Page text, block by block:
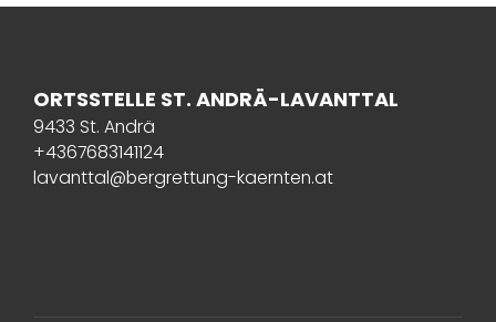
ORTSSTELLE ST. ANDRÄ-LAVANTTAL
9433 St. Andrä
+4367683141124
lavanttal@bergrettung-kaernten.at